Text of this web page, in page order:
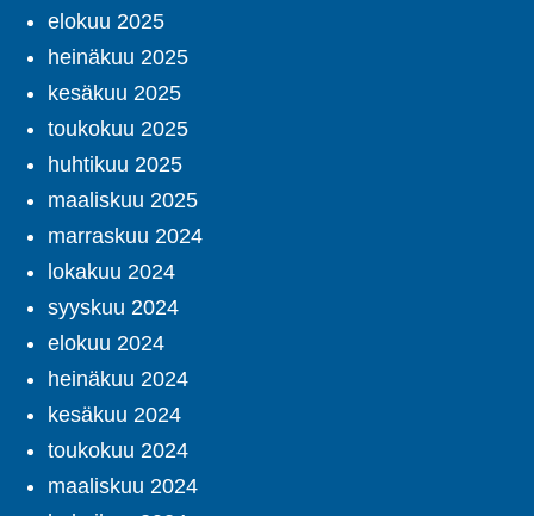
elokuu 2025
heinäkuu 2025
kesäkuu 2025
toukokuu 2025
huhtikuu 2025
maaliskuu 2025
marraskuu 2024
lokakuu 2024
syyskuu 2024
elokuu 2024
heinäkuu 2024
kesäkuu 2024
toukokuu 2024
maaliskuu 2024